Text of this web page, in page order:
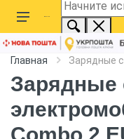
Главная Зарядные
Зарядные